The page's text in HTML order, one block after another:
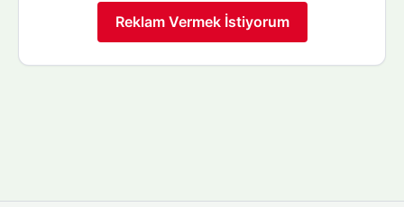
Reklam Vermek İstiyorum